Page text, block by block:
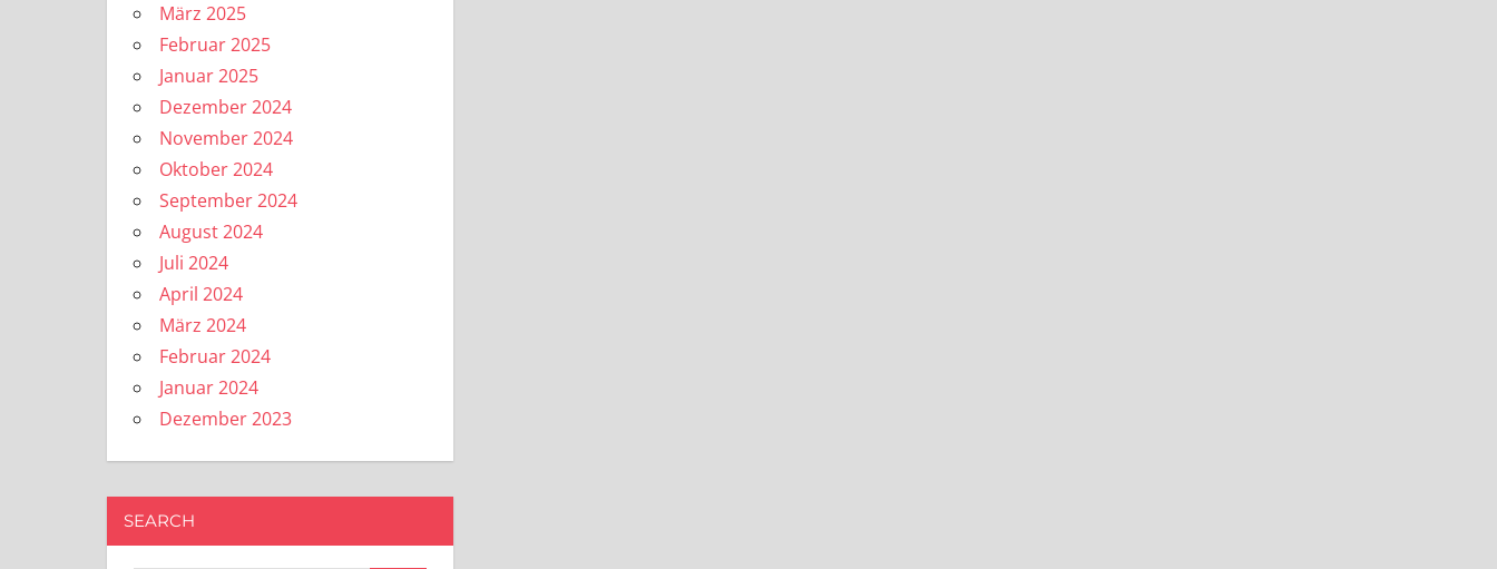
März 2025
Februar 2025
Januar 2025
Dezember 2024
November 2024
Oktober 2024
September 2024
August 2024
Juli 2024
April 2024
März 2024
Februar 2024
Januar 2024
Dezember 2023
SEARCH